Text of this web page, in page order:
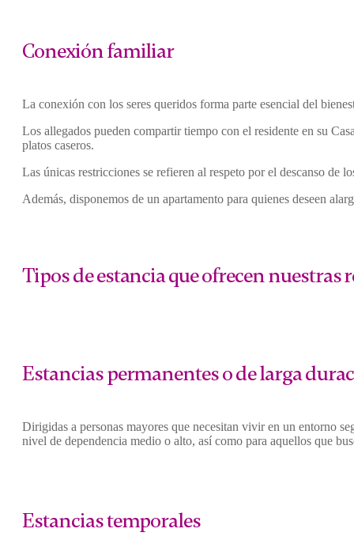
Conexión familiar
La conexión con los seres queridos forma parte esencial del
Los allegados pueden compartir tiempo con el residente en su
platos caseros.
Las únicas restricciones se refieren al respeto por el descanso de
Además, disponemos de un apartamento para quienes deseen
Tipos de estancia que ofrecen nuestras
Estancias permanentes o de larga
Dirigidas a personas mayores que necesitan vivir en un entorno
nivel de dependencia medio o alto, así como para aquellos que
Estancias temporales